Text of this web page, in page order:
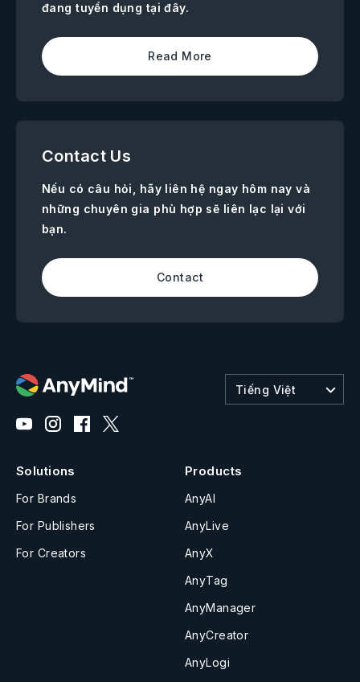
đang tuyển dụng tại đây.
Read More
Contact Us
Nếu có câu hỏi, hãy liên hệ ngay hôm nay và
những chuyên gia phù hợp sẽ liên lạc lại với
bạn.
Contact
Tiếng Việt
Solutions
For Brands
For Publishers
For Creators
Products
AnyAI
AnyLive
AnyX
AnyTag
AnyManager
AnyCreator
AnyLogi